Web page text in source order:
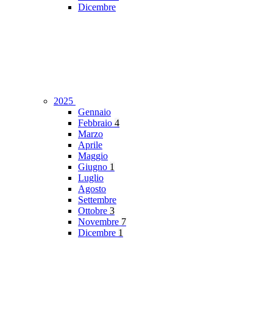
Dicembre
2025
Gennaio
Febbraio 4
Marzo
Aprile
Maggio
Giugno 1
Luglio
Agosto
Settembre
Ottobre 3
Novembre 7
Dicembre 1